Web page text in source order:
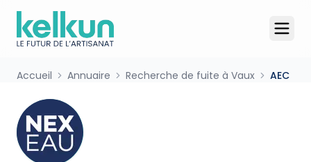
Accueil Annuaire Recherche de fuite à Vaux AEC